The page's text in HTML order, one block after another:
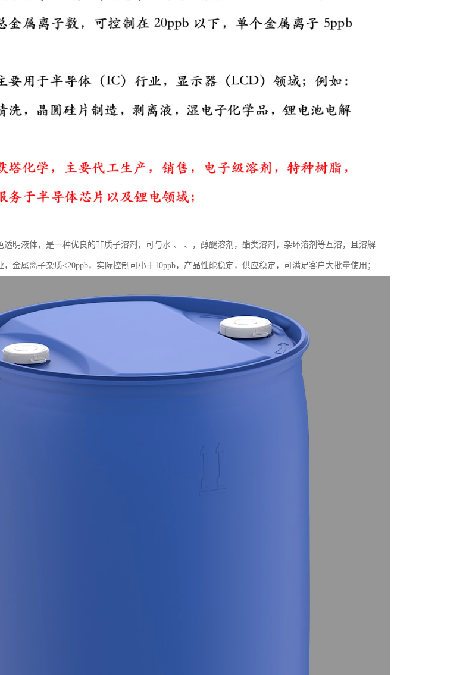
透明液体，是一种优良的非质子溶剂，可与水 、 、，醇醚溶剂，酯类溶剂，杂环溶剂等互溶，且溶解
金属离子杂质<20ppb，实际控制可小于10ppb，产品性能稳定，供应稳定，可满足客户大批量使用；